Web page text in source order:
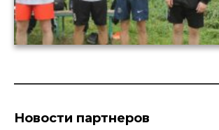
Новости партнеров